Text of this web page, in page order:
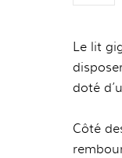
Le lit
doté
Côté